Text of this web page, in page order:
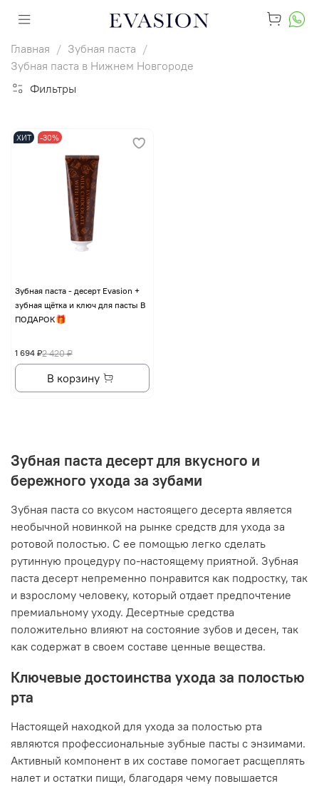
Главная
Зубная паста
Зубная паста в Нижнем Новгороде
Фильтры
ХИТ -30%
Зубная паста - десерт Evasion +
зубная щётка и ключ для пасты В
ПОДАРОК🎁
2 420 ₽
1 694 ₽
В корзину
Зубная паста десерт для вкусного и
бережного ухода за зубами
Зубная паста со вкусом настоящего десерта является
необычной новинкой на рынке средств для ухода за
ротовой полостью. С ее помощью легко сделать
рутинную процедуру по-настоящему приятной. Зубная
паста десерт непременно понравится как подростку, так
и взрослому человеку, который отдает предпочтение
премиальному уходу. Десертные средства
положительно влияют на состояние зубов и десен, так
как содержат в своем составе ценные вещества.
Ключевые достоинства ухода за полостью
рта
Настоящей находкой для ухода за полостью рта
являются профессиональные зубные пасты с энзимами.
Активный компонент в их составе помогает расщеплять
налет и остатки пищи, благодаря чему повышается